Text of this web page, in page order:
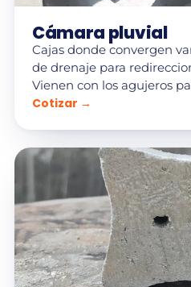
Cámara pluvial
Cajas donde convergen
de drenaje para
Vienen con los agujeros
Cotizar →